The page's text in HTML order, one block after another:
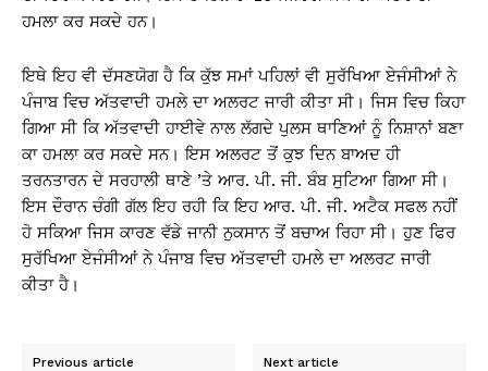
ਹਮਲਾ ਕਰ ਸਕਦੇ ਹਨ।
ਇਥੇ ਇਹ ਵੀ ਦੱਸਣਯੋਗ ਹੈ ਕਿ ਕੁੱਝ ਸਮਾਂ ਪਹਿਲਾਂ ਵੀ ਸੁਰੱਖਿਆ ਏਜੰਸੀਆਂ ਨੇ
ਪੰਜਾਬ ਵਿਚ ਅੱਤਵਾਦੀ ਹਮਲੇ ਦਾ ਅਲਰਟ ਜਾਰੀ ਕੀਤਾ ਸੀ। ਜਿਸ ਵਿਚ ਕਿਹਾ
ਗਿਆ ਸੀ ਕਿ ਅੱਤਵਾਦੀ ਹਾਈਵੇ ਨਾਲ ਲੱਗਦੇ ਪੁਲਸ ਥਾਣਿਆਂ ਨੂੰ ਨਿਸ਼ਾਨਾਂ ਬਣਾ
ਕਾ ਹਮਲਾ ਕਰ ਸਕਦੇ ਸਨ। ਇਸ ਅਲਰਟ ਤੋਂ ਕੁਝ ਦਿਨ ਬਾਅਦ ਹੀ
ਤਰਨਤਾਰਨ ਦੇ ਸਰਹਾਲੀ ਥਾਣੇ ’ਤੇ ਆਰ. ਪੀ. ਜੀ. ਬੰਬ ਸੁਟਿਆ ਗਿਆ ਸੀ।
ਇਸ ਦੌਰਾਨ ਚੰਗੀ ਗੱਲ ਇਹ ਰਹੀ ਕਿ ਇਹ ਆਰ. ਪੀ. ਜੀ. ਅਟੈਕ ਸਫਲ ਨਹੀਂ
ਹੋ ਸਕਿਆ ਜਿਸ ਕਾਰਣ ਵੱਡੇ ਜਾਨੀ ਨੁਕਸਾਨ ਤੋਂ ਬਚਾਅ ਰਿਹਾ ਸੀ। ਹੁਣ ਫਿਰ
ਸੁਰੱਖਿਆ ਏਜੰਸੀਆਂ ਨੇ ਪੰਜਾਬ ਵਿਚ ਅੱਤਵਾਦੀ ਹਮਲੇ ਦਾ ਅਲਰਟ ਜਾਰੀ
ਕੀਤਾ ਹੈ।
Previous article Next article